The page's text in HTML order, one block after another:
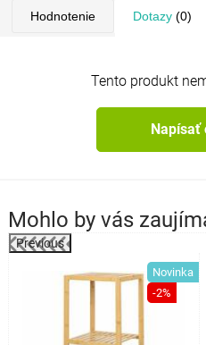
Hodnotenie Dotazy(0)
Tento produkt
Napísať
Mohlo by vás
Previous
Novinka
-2%